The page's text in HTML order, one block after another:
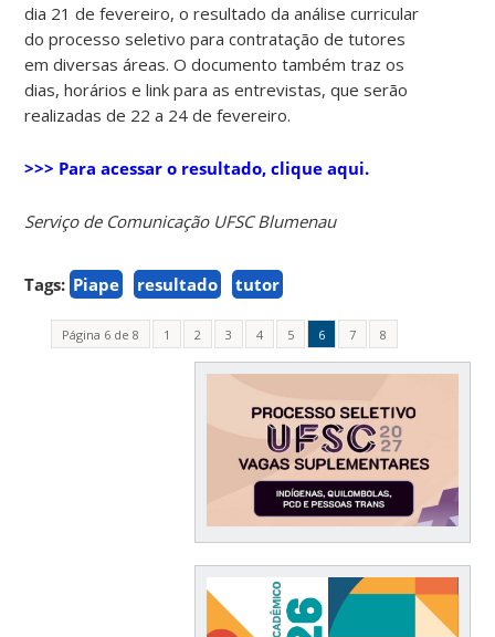
dia 21 de fevereiro, o resultado da análise curricular
do processo seletivo para contratação de tutores
em diversas áreas. O documento também traz os
dias, horários e link para as entrevistas, que serão
realizadas de 22 a 24 de fevereiro.
>>> Para acessar o resultado, clique aqui.
Serviço de Comunicação UFSC Blumenau
Tags: Piape resultado tutor
Página 6 de 8 1 2 3 4 5 6 7 8